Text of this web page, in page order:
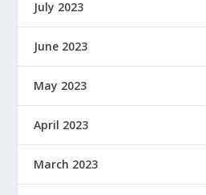
July 2023
June 2023
May 2023
April 2023
March 2023